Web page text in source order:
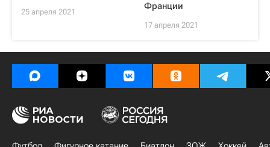
25 апреля 2021
Франции
17 апреля 2021